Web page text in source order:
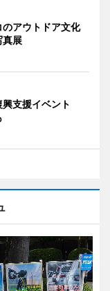
アウトドア文化
真展
興支援イベント